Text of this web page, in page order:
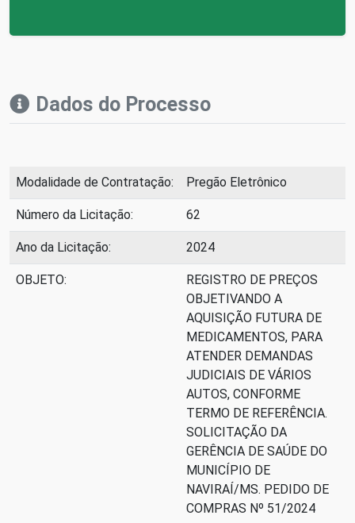
Dados do Processo
Modalidade de Contratação: Pregão Eletrônico
Número da Licitação: 62
Ano da Licitação: 2024
OBJETO:
REGISTRO DE PREÇOS
OBJETIVANDO A
AQUISIÇÃO FUTURA DE
MEDICAMENTOS, PARA
ATENDER DEMANDAS
JUDICIAIS DE VÁRIOS
AUTOS, CONFORME
TERMO DE REFERÊNCIA.
SOLICITAÇÃO DA
GERÊNCIA DE SAÚDE DO
MUNICÍPIO DE
NAVIRAÍ/MS. PEDIDO DE
COMPRAS Nº 51/2024